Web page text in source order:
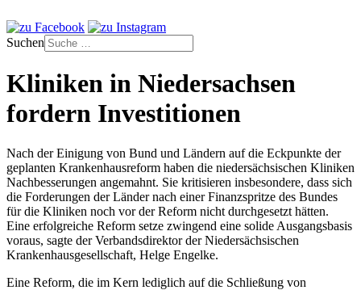
Suchen
Kliniken in Niedersachsen
fordern Investitionen
Nach der Einigung von Bund und Ländern auf die Eckpunkte der
geplanten Krankenhausreform haben die niedersächsischen Kliniken
Nachbesserungen angemahnt. Sie kritisieren insbesondere, dass sich
die Forderungen der Länder nach einer Finanzspritze des Bundes
für die Kliniken noch vor der Reform nicht durchgesetzt hätten.
Eine erfolgreiche Reform setze zwingend eine solide Ausgangsbasis
voraus, sagte der Verbandsdirektor der Niedersächsischen
Krankenhausgesellschaft, Helge Engelke.
Eine Reform, die im Kern lediglich auf die Schließung von